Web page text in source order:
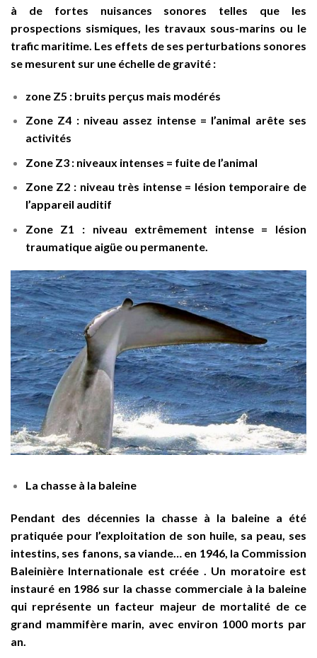
à de fortes nuisances sonores telles que les
prospections sismiques, les travaux sous-marins ou le
trafic maritime. Les effets de ses perturbations sonores
se mesurent sur une échelle de gravité :
zone Z5 : bruits perçus mais modérés
Zone Z4 : niveau assez intense = l’animal arête ses
activités
Zone Z3 : niveaux intenses = fuite de l’animal
Zone Z2 : niveau très intense = lésion temporaire de
l’appareil auditif
Zone Z1 : niveau extrêmement intense = lésion
traumatique aigüe ou permanente.
La chasse à la baleine
Pendant des décennies la chasse à la baleine a été
pratiquée pour l’exploitation de son huile, sa peau, ses
intestins, ses fanons, sa viande… en 1946, la Commission
Baleinière Internationale est créée . Un moratoire est
instauré en 1986 sur la chasse commerciale à la baleine
qui représente un facteur majeur de mortalité de ce
grand mammifère marin, avec environ 1000 morts par
an.